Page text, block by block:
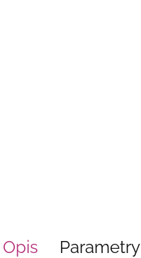
Opis Parametry